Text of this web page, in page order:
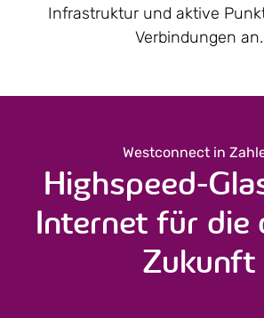
Infrastruktur und aktive
Verbindungen an.
Westconnect in
Highspeed-
Internet für die
Zukunft